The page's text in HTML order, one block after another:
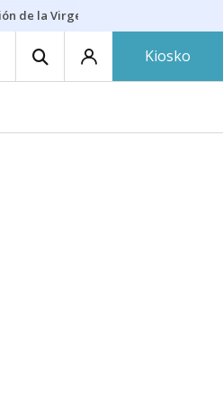
de la Virgen
Kiosko